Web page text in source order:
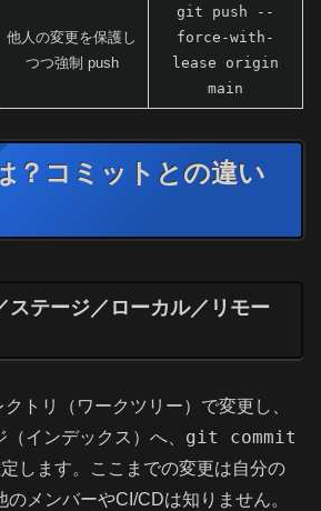
他人の変更を保護し
つつ強制 push
git push --
force-with-
lease origin
main
？コミットとの違い
ステージ／ローカル／リモー
トリ（ワークツリー）で変更し、
（インデックス）へ、 git commit
します。ここまでの変更は自分の
メンバーやCI/CDは知りません。